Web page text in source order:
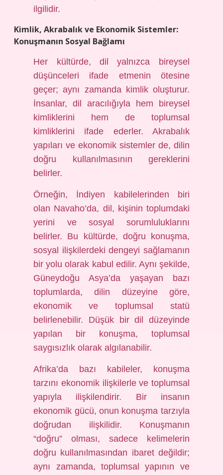
ilgilidir.
Kimlik, Akrabalık ve Ekonomik Sistemler:
Konuşmanın Sosyal Bağlamı
Her kültürde, dil yalnızca bireysel
düşünceleri ifade etmenin ötesine
geçer; aynı zamanda kimlik oluşturur.
İnsanlar, dil aracılığıyla hem bireysel
kimliklerini hem de toplumsal
kimliklerini ifade ederler. Akrabalık
yapıları ve ekonomik sistemler de, dilin
doğru kullanılmasının gereklerini
belirler.
Örneğin, İndiyen kabilelerinden biri
olan Navaho’da, dil, kişinin toplumdaki
yerini ve sosyal sorumluluklarını
belirler. Bu kültürde, doğru konuşma,
sosyal ilişkilerdeki dengeyi sağlamanın
bir yolu olarak kabul edilir. Aynı şekilde,
Güneydoğu Asya’da yaşayan bazı
toplumlarda, dilin düzeyine göre,
ekonomik ve toplumsal statü
belirlenebilir. Düşük bir dil düzeyinde
yapılan bir konuşma, toplumsal
saygısızlık olarak algılanabilir.
Afrika’da bazı kabileler, konuşma
tarzını ekonomik ilişkilerle ve toplumsal
yapıyla ilişkilendirir. Bir insanın
ekonomik gücü, onun konuşma tarzıyla
doğrudan ilişkilidir. Konuşmanın
“doğru” olması, sadece kelimelerin
doğru kullanılmasından ibaret değildir;
aynı zamanda, toplumsal yapının ve